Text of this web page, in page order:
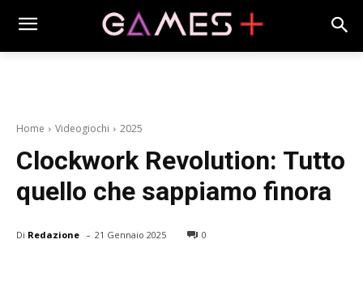
Home Videogiochi 2025
Clockwork Revolution: Tutto
quello che sappiamo finora
Di Redazione - 21 Gennaio 2025 0